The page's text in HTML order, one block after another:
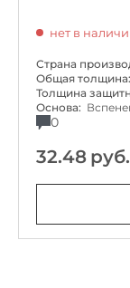
нет в
Страна
Общая толщина:
Толщина
Основа:
0
32.48 руб.